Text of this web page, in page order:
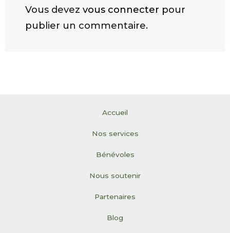
Vous devez vous connecter pour
publier un commentaire.
Accueil
Nos services
Bénévoles
Nous soutenir
Partenaires
Blog